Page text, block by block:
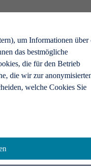
um Informationen über
das bestmögliche
die für den Betrieb
die wir zur
welche Cookies Sie